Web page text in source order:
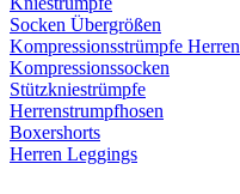
Socken Übergrößen
Kompressionsstrümpfe Herren
Kompressionssocken
Stützkniestrümpfe
Herrenstrumpfhosen
Boxershorts
Herren Leggings